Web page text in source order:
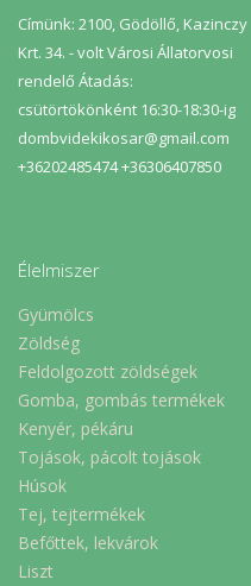
Címünk: 2100, Gödöllő, Kazinczy
Krt. 34. - volt Városi Állatorvosi
rendelő Átadás:
csütörtökönként 16:30-18:30-ig
dombvidekikosar@gmail.com
+36202485474 +36306407850
Élelmiszer
Gyümölcs
Zöldség
Feldolgozott zöldségek
Gomba, gombás termékek
Kenyér, pékáru
Tojások, pácolt tojások
Húsok
Tej, tejtermékek
Befőttek, lekvárok
Liszt